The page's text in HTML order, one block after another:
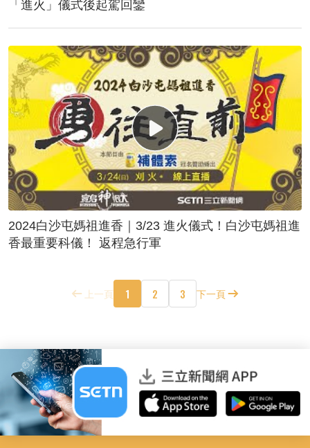
「進火」儀式後起駕回鑾
2024白沙屯媽祖進香｜3/23 進火儀式！白沙屯媽祖進
香最重要科儀！ 返程急行軍
上一頁 1 2 3 下一頁